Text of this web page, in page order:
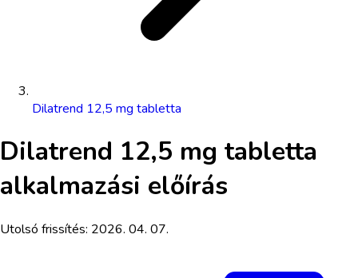
Dilatrend 12,5 mg tabletta
Dilatrend 12,5 mg tabletta
alkalmazási előírás
Utolsó frissítés: 2026. 04. 07.